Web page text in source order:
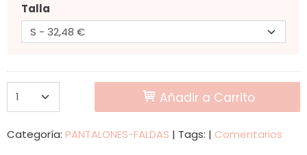
Talla
Añadir a Carrito
Categoría: PANTALONES-FALDAS | Tags: | Comentarios